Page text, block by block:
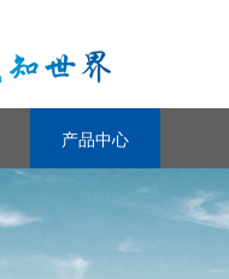
产品中心